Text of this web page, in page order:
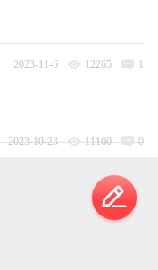
2023-11-6 12265 1
2023-10-23 11160 0